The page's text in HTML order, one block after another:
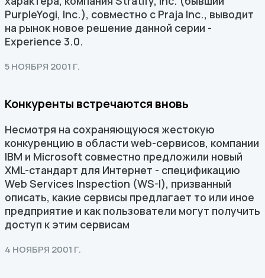
PurpleYogi, Inc.), совместно с Praja Inc., выводит
на рынок новое решение данной серии -
Experience 3.0.
5 НОЯБРЯ 2001 Г.
Конкуренты встречаются вновь
Несмотря на сохраняющуюся жестокую
конкуренцию в области web-сервисов, компании
IBM и Microsoft совместно предложили новый
XML-стандарт для Интернет - спецификацию
Web Services Inspection (WS-I), призванный
описать, какие сервисы предлагает то или иное
предприятие и как пользователи могут получить
доступ к этим сервисам
4 НОЯБРЯ 2001 Г.